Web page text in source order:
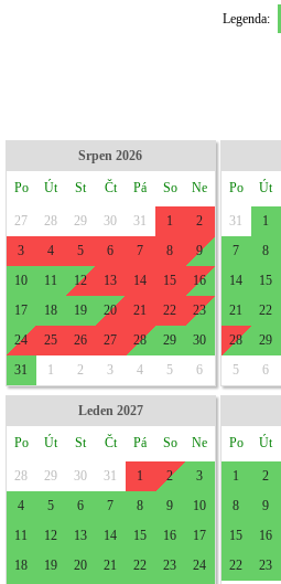
Legenda:
Srpen 2026
Po Út St Čt Pá So Ne
27 28 29 30 31 1
2
3
4 5 6 7 8
9
10
11 12 13 14 15
16
17
18 19 20 21 22
23
24
25 26 27 28 29
30
31
1 2 3 4 5 6
Po Út
31 1
7
8
14
15
21
22
28
29
5
6
Leden 2027
Po Út St Čt Pá So Ne
28 29 30 31 1 2
3
4
5 6 7 8 9
10
11
12 13 14 15 16
17
18
19 20 21 22 23
24
Po Út
1 2
8
9
15
16
22
23